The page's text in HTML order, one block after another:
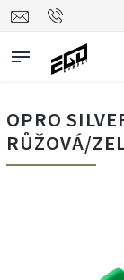
OPRO
RŮŽOVÁ/